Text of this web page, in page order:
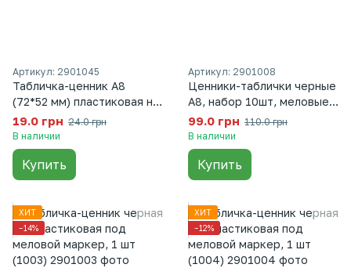
Артикул: 2901045
Табличка-ценник А8
(72*52 мм) пластиковая на
золотой прищепке для
написания меловым
маркером (1045)
19.0 грн 24.0 грн
В наличии
Купить
Артикул: 2901008
Ценники-таблички черные
A8, набор 10шт, меловые,
пластик 52×74мм (1008)
99.0 грн 110.0 грн
В наличии
Купить
ХИТ
−14%
ХИТ
−12%